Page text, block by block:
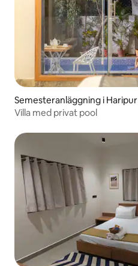
Semesteranläggning i Haripur
Villa med privat pool